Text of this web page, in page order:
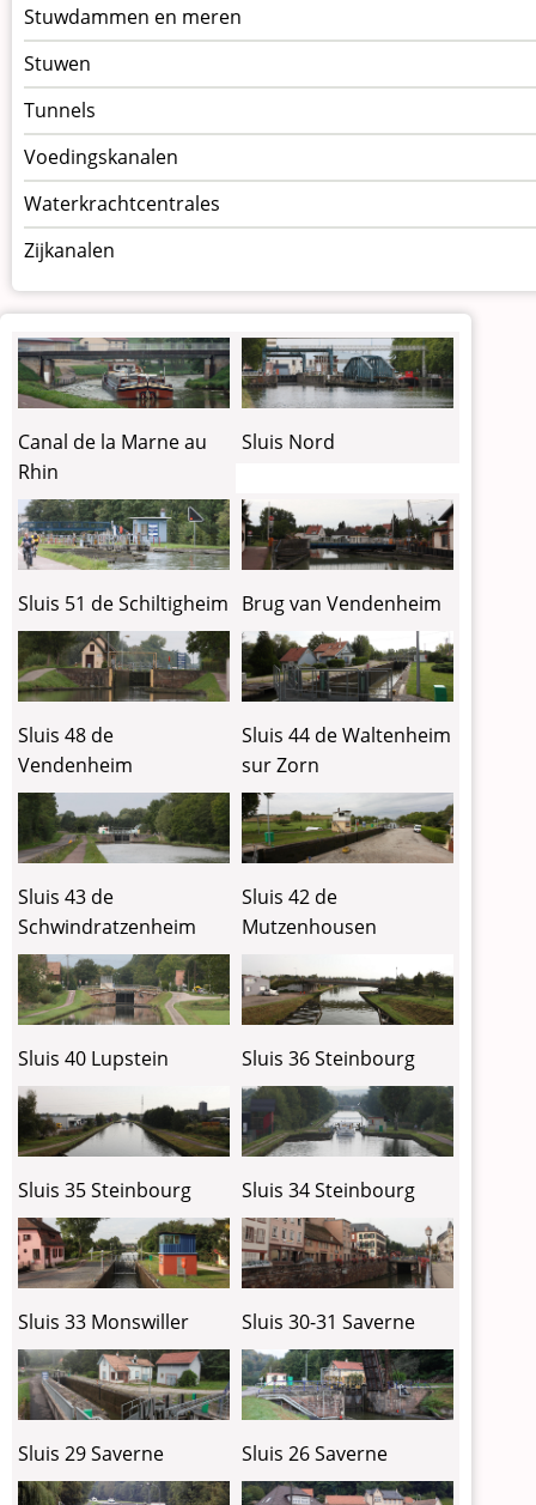
Stuwdammen en meren
Stuwen
Tunnels
Voedingskanalen
Waterkrachtcentrales
Zijkanalen
Canal de la Marne au
Rhin
Sluis Nord
Sluis 51 de Schiltigheim Brug van Vendenheim
Sluis 48 de
Vendenheim
Sluis 44 de Waltenheim
sur Zorn
Sluis 43 de
Schwindratzenheim
Sluis 42 de
Mutzenhousen
Sluis 40 Lupstein Sluis 36 Steinbourg
Sluis 35 Steinbourg Sluis 34 Steinbourg
Sluis 33 Monswiller Sluis 30-31 Saverne
Sluis 29 Saverne Sluis 26 Saverne